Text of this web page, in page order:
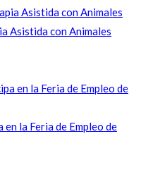
Asistida con Animales
la Feria de Empleo de